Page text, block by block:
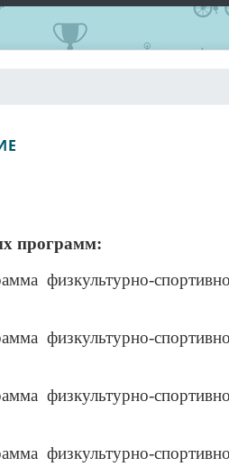
программ:
физкультурно-
физкультурно-
физкультурно-
физкультурно-